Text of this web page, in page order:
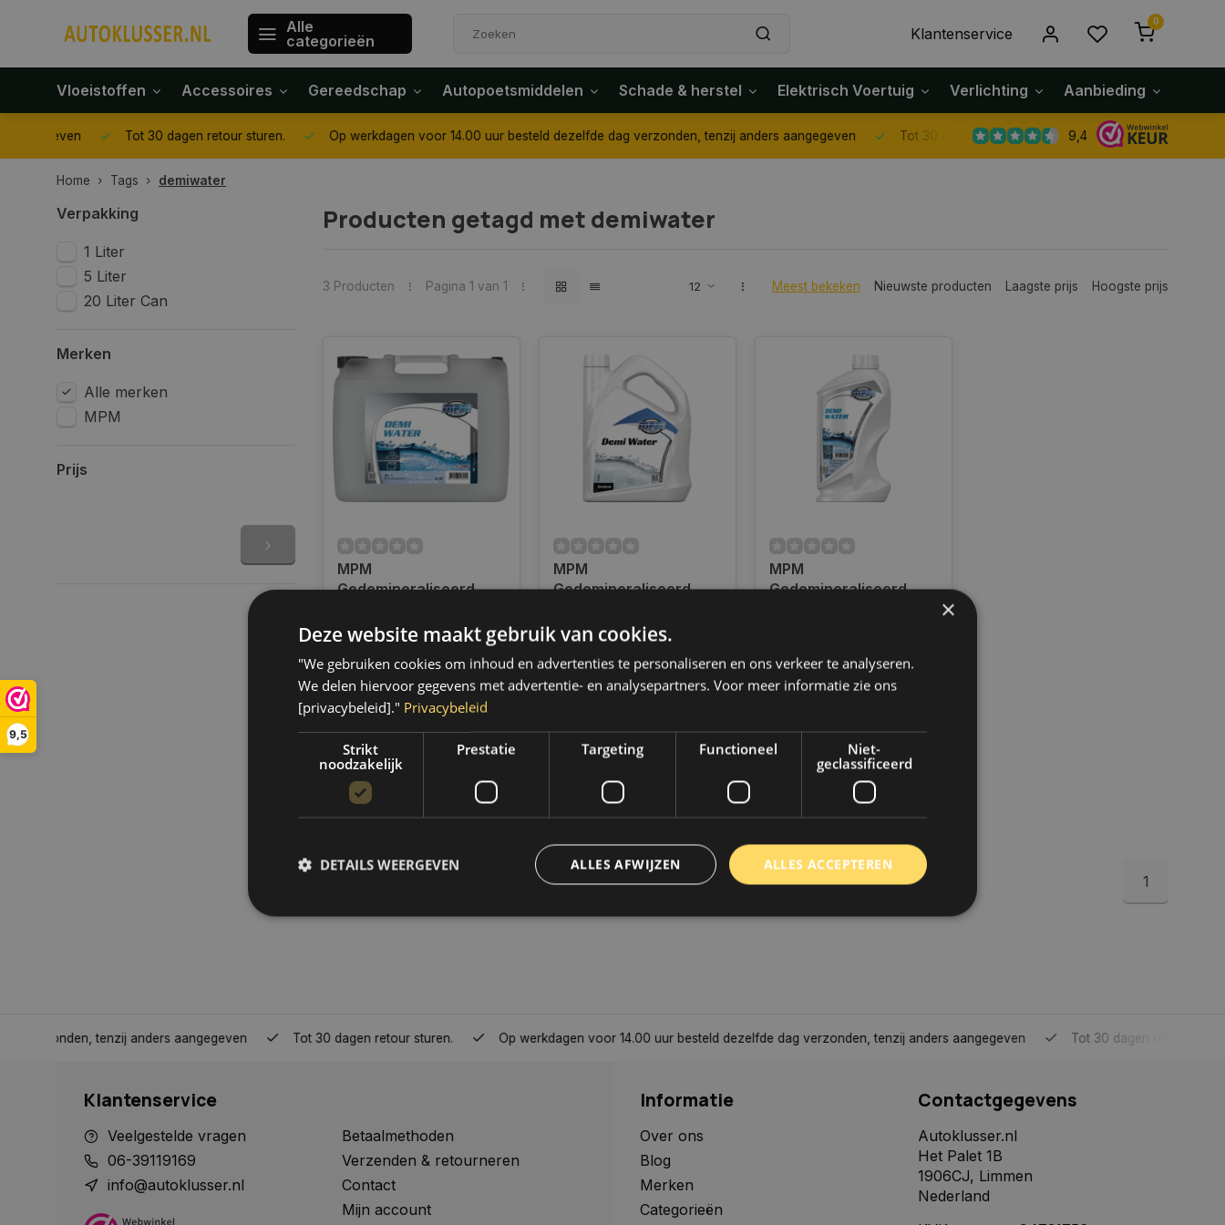
9,5
Alle
categorieën
Klantenservice
0
Vloeistoffen Accessoires Gereedschap Autopoetsmiddelen Schade & herstel Elektrisch Voertuig Verlichting Aanbieding
Tot 30 dagen retour sturen. Op werkdagen voor 14.00 uur besteld dezelfde dag verzonden, tenzij anders aangegeven Tot 30 dagen retour sturen. 9,4
Home Tags demiwater
Verpakking
1 Liter
5 Liter
20 Liter Can
Merken
Alle merken
MPM
Prijs
Producten getagd met demiwater
3 Producten Pagina 1 van 1 Meest bekeken Nieuwste producten Laagste prijs Hoogste prijs
MPM
Gedemineraliseerd
72020
Op werkdagen voor 14.00
uur besteld, dezelfde dag
verzonden. Boven de 50,-
gratis verzending. (NL &
BE)
€59,90
Vergelijk
MPM
Gedemineraliseerd
72005
Op werkdagen voor 14.00
uur besteld, dezelfde dag
verzonden. Boven de 50,-
gratis verzending. (NL &
€13,60
Vergelijk
MPM
Gedemineraliseerd
€2,95
Vergelijk
1
tenzij anders aangegeven Tot 30 dagen retour sturen. Op werkdagen voor 14.00 uur besteld dezelfde dag verzonden, tenzij anders aangegeven Tot 30 dagen retour sturen.
Klantenservice
Veelgestelde vragen
06-39119169
info@autoklusser.nl
Betaalmethoden
Verzenden & retourneren
Contact
Mijn account
Informatie
Over ons
Blog
Merken
Categorieën
Contactgegevens
Autoklusser.nl
Het Palet 1B
1906CJ, Limmen
Nederland
×
Deze website maakt gebruik van cookies.
"We gebruiken cookies om inhoud en advertenties te personaliseren en ons verkeer te analyseren.
We delen hiervoor gegevens met advertentie- en analysepartners. Voor meer informatie zie ons
[privacybeleid]." Privacybeleid
Strikt
noodzakelijk
Prestatie Targeting Functioneel
Niet-
geclassificeerd
ALLES ACCEPTEREN
ALLES AFWIJZEN
DETAILS WEERGEVEN
Dit cookie wordt gebruikt om een identificatiecode
sessie ID wordt gebruikt om een veilige en
consistente gebruikerservaring te behouden, ervoor
te zorgen dat pagina wijzigingen of item selecties
worden onthouden van pagina naar pagina. Het slaat
geen persoonlijke gegevens op.
__cf_bm
Deze cookie wordt gebruikt om onderscheid te